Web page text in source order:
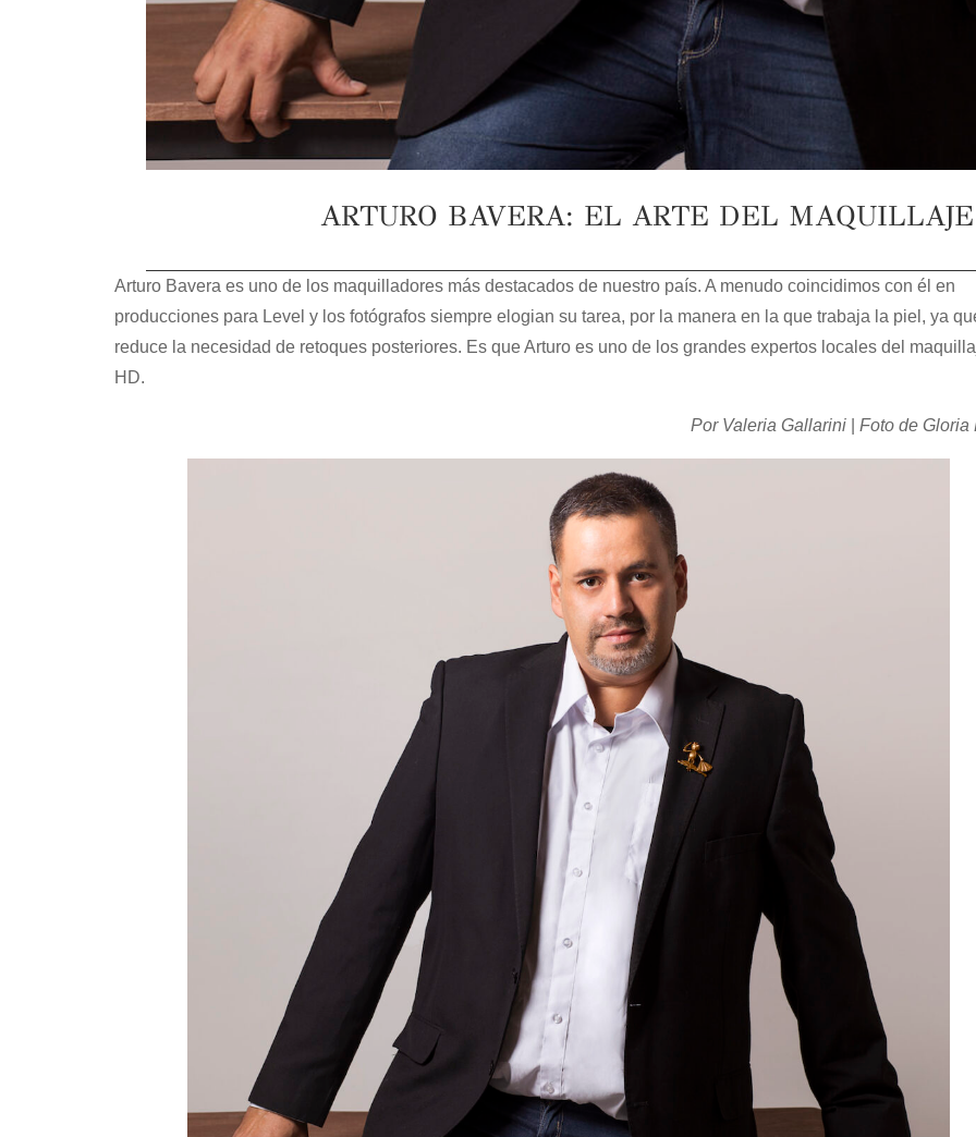
ARTURO BAVERA: EL ARTE DEL
Arturo Bavera es uno de los maquilladores más destacados de nuestro país. A menudo coincidimos con él en
producciones para Level y los fotógrafos siempre elogian su tarea, por la manera en la que trabaja la piel, ya
reduce la necesidad de retoques posteriores. Es que Arturo es uno de los grandes expertos locales del
HD.
Por Valeria Gallarini| Foto de Gloria